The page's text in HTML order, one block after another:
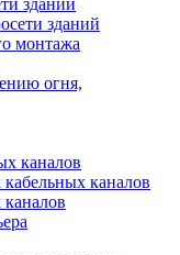
зданий
зданий
монтажа
огня,
каналов
каналов